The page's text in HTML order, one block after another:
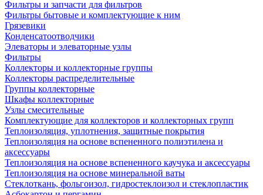
Фильтры и запчасти для фильтров
Фильтры бытовые и комплектующие к ним
Грязевики
Конденсатоотводчики
Элеваторы и элеваторные узлы
Фильтры
Коллекторы и коллекторные группы
Коллекторы распределительные
Группы коллекторные
Шкафы коллекторные
Узлы смесительные
Комплектующие для коллекторов и коллекторных групп
Теплоизоляция, уплотнения, защитные покрытия
Теплоизоляция на основе вспененного полиэтилена и
аксессуары
Теплоизоляция на основе вспененного каучука и аксессуары
Теплоизоляция на основе минеральной ваты
Стеклоткань, фольгоизол, гидростеклоизол и стеклопластик